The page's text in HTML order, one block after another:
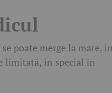
poate merge la mare,
limitată, în special în